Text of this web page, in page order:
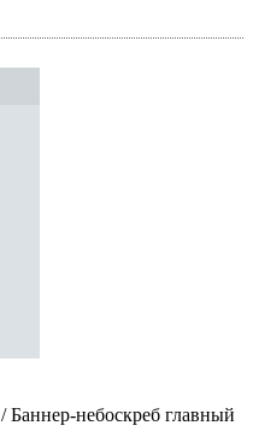
/ Баннер-небоскреб главный